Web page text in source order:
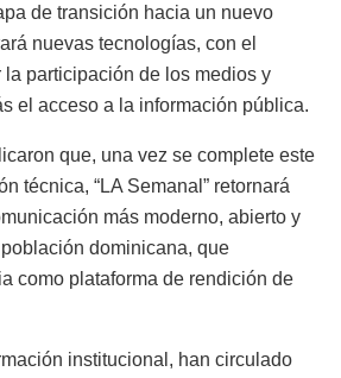
de transición hacia un nuevo
nuevas tecnologías, con el
participación de los medios y
el acceso a la información pública.
que, una vez se complete este
técnica, “LA Semanal” retornará
más moderno, abierto y
dominicana, que
como plataforma de rendición de
institucional, han circulado